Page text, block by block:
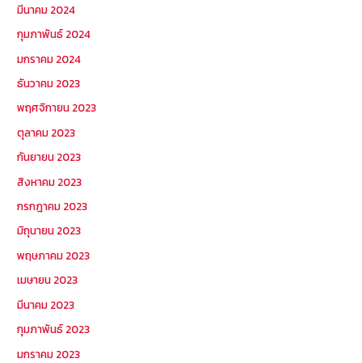
มีนาคม 2024
กุมภาพันธ์ 2024
มกราคม 2024
ธันวาคม 2023
พฤศจิกายน 2023
ตุลาคม 2023
กันยายน 2023
สิงหาคม 2023
กรกฎาคม 2023
มิถุนายน 2023
พฤษภาคม 2023
เมษายน 2023
มีนาคม 2023
กุมภาพันธ์ 2023
มกราคม 2023